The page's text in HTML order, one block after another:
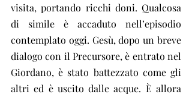
visita, portando ricchi doni. Qualcosa
di simile è accaduto nell’episodio
contemplato oggi. Gesù, dopo un breve
dialogo con il Precursore, è entrato nel
Giordano, è stato battezzato come gli
altri ed è uscito dalle acque. È allora